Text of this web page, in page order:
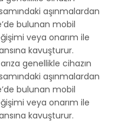
aşınmalardan
bulunan mobil
veya onarım ile
kavuşturur.
genellikle cihazın
aşınmalardan
bulunan mobil
veya onarım ile
kavuşturur.